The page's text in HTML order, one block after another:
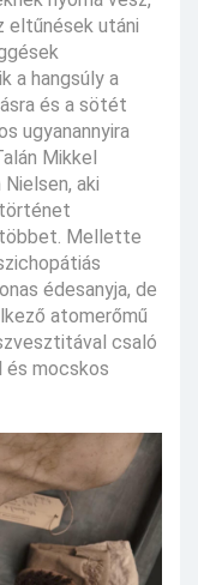
eltűnések utáni
a hangsúly a
és a sötét
ugyanannyira
Mikkel
aki
Mellette
édesanyja, de
atomerőmű
csaló
és mocskos